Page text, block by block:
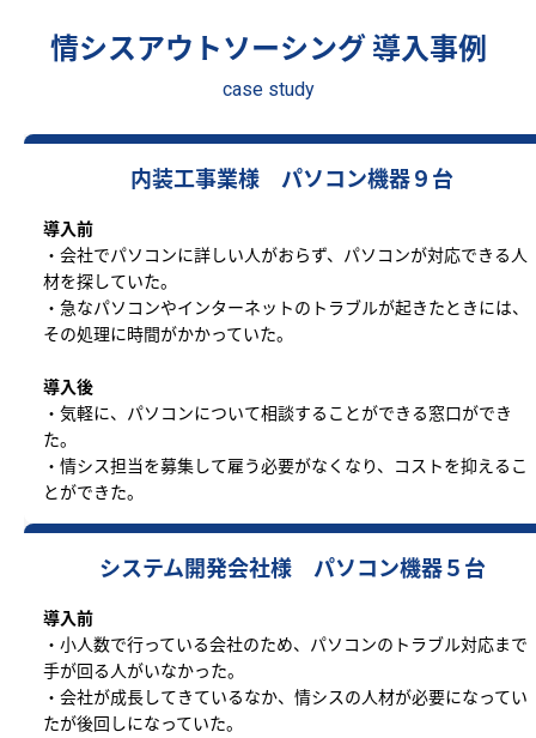
情シスアウトソーシング 導入事例
case study
内装工事業様 パソコン機器９台
導入前
・会社でパソコンに詳しい人がおらず、パソコンが対応できる人
材を探していた。
・急なパソコンやインターネットのトラブルが起きたときには、
その処理に時間がかかっていた。
導入後
・気軽に、パソコンについて相談することができる窓口ができ
た。
・情シス担当を募集して雇う必要がなくなり、コストを抑えるこ
とができた。
システム開発会社様 パソコン機器５台
導入前
・小人数で行っている会社のため、パソコンのトラブル対応まで
手が回る人がいなかった。
・会社が成長してきているなか、情シスの人材が必要になってい
たが後回しになっていた。